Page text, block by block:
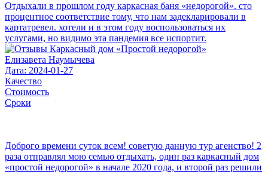
Отдыхали в прошлом году каркасная баня «недорогой». сто
процентное соответствие тому, что нам задекларировали в
картатревел. хотели и в этом году воспользоваться их
услугами, но видимо эта пандемия все испортит.
Елизавета Наумычева
Дата: 2024-01-27
Качество
Стоимость
Сроки
Доброго времени суток всем! советую данную тур агенство! 2
раза отправлял мою семью отдыхать, один раз каркасный дом
«простой недорогой» в начале 2020 года, и второй раз решили